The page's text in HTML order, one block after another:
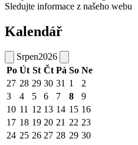
Sledujte informace z našeho webu
Kalendář
Srpen2026
Po Út St Čt Pá So Ne
27 28 29 30 31 1
2
3
4 5 6 7 8
9
10 11 12 13 14 15 16
17 18 19 20 21 22 23
24 25 26 27 28 29 30